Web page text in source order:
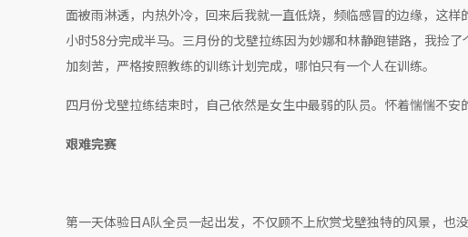
面被雨淋透，内热外冷，回来后我就一直低烧，频临感冒的边缘，这
小时58分完成半马。三月份的戈壁拉练因为妙娜和林静跑错路，我捡
加刻苦，严格按照教练的训练计划完成，哪怕只有一个人在训练。
四月份戈壁拉练结束时，自己依然是女生中最弱的队员。怀着惴惴不安
艰难完赛
第一天体验日A队全员一起出发，不仅顾不上欣赏戈壁独特的风景，